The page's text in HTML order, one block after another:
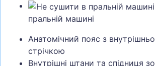
пральній машині
Анатомічний пояс з
стрічкою
Внутрішні штани та спідниця